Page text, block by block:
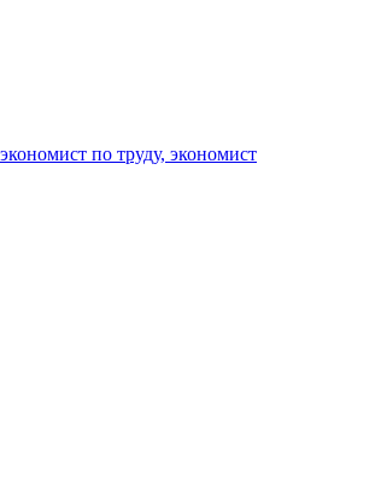
по труду, экономист